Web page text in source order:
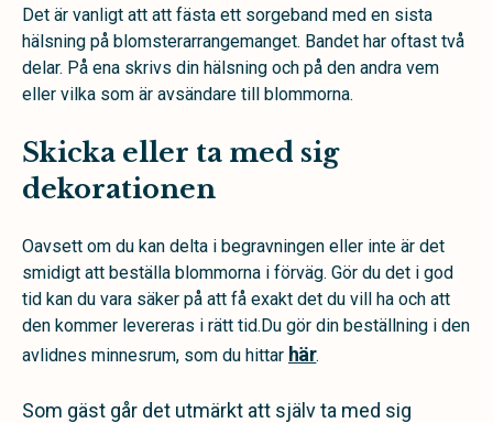
Det är vanligt att att fästa ett sorgeband med en sista
hälsning på blomsterarrangemanget. Bandet har oftast två
delar. På ena skrivs din hälsning och på den andra vem
eller vilka som är avsändare till blommorna.
Skicka eller ta med sig
dekorationen
Oavsett om du kan delta i begravningen eller inte är det
smidigt att beställa blommorna i förväg. Gör du det i god
tid kan du vara säker på att få exakt det du vill ha och att
den kommer levereras i rätt tid.Du gör din beställning i den
avlidnes minnesrum, som du hittar här.
Som gäst går det utmärkt att själv ta med sig